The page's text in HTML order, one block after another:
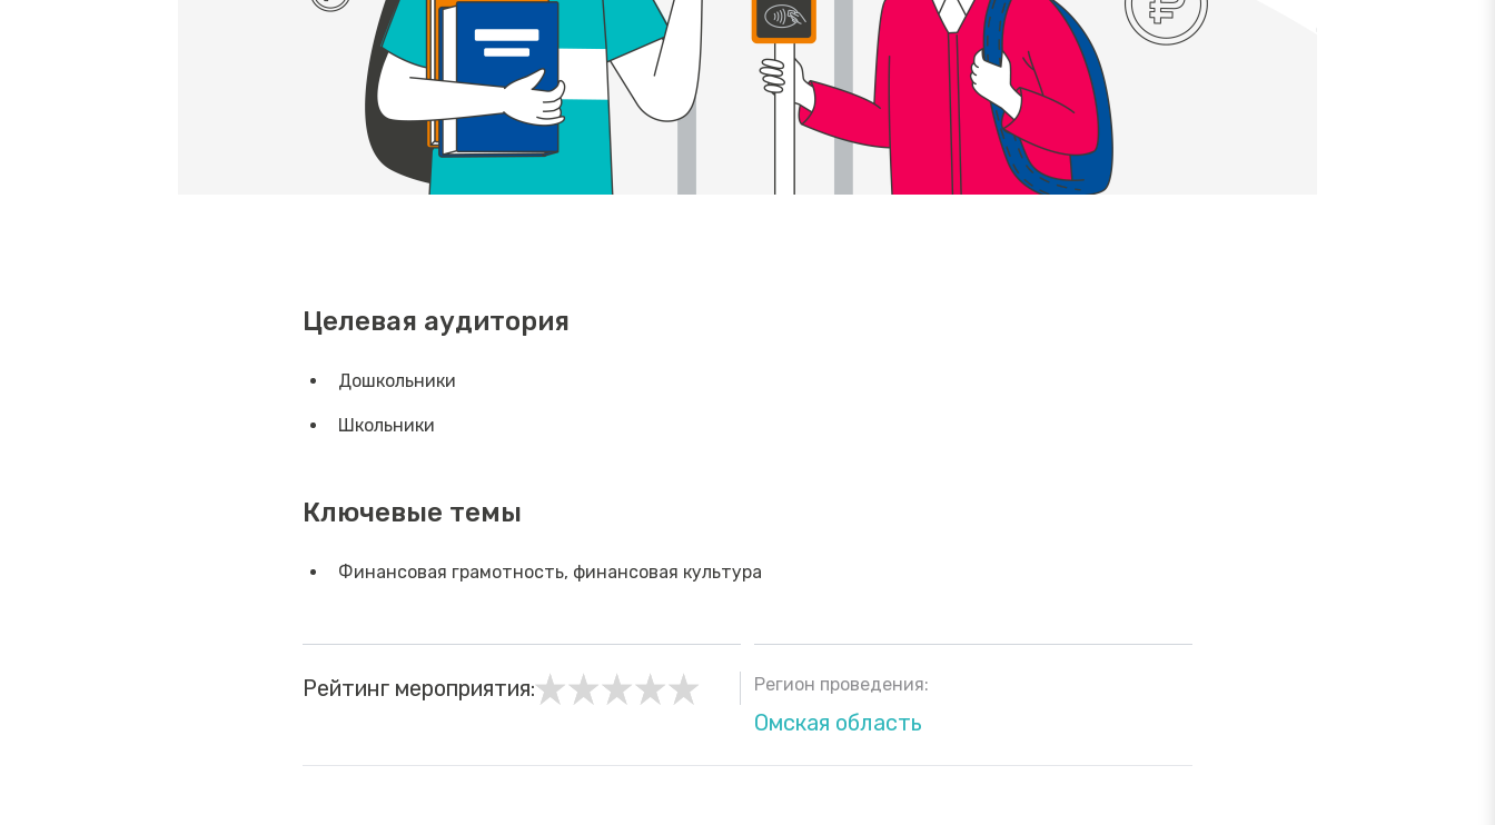
Целевая аудитория
Дошкольники
Школьники
Ключевые темы
Финансовая грамотность, финансовая культура
Рейтинг мероприятия: Регион проведения:
Омская область